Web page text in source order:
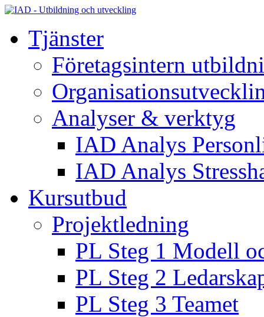
Tjänster
Företagsintern
Analyser & verktyg
IAD Analys
IAD Analys
Kursutbud
Projektledning
PL Steg 1 Modell
PL Steg 2
PL Steg 3 Teamet